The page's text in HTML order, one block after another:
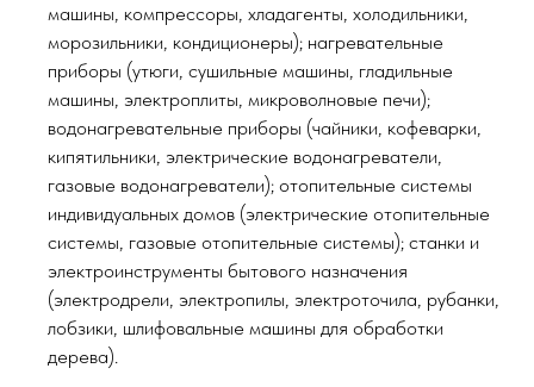
машины, компрессоры, хладагенты, холодильники,
морозильники, кондиционеры); нагревательные
приборы (утюги, сушильные машины, гладильные
машины, электроплиты, микроволновые печи);
водонагревательные приборы (чайники, кофеварки,
кипятильники, электрические водонагреватели,
газовые водонагреватели); отопительные системы
индивидуальных домов (электрические отопительные
системы, газовые отопительные системы); станки и
электроинструменты бытового назначения
(электродрели, электропилы, электроточила, рубанки,
лобзики, шлифовальные машины для обработки
дерева).